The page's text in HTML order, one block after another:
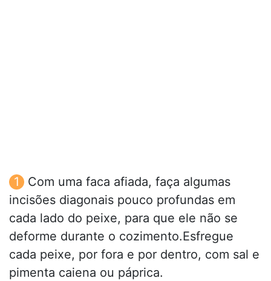
Com uma faca afiada, faça algumas
incisões diagonais pouco profundas em
cada lado do peixe, para que ele não se
deforme durante o cozimento.Esfregue
cada peixe, por fora e por dentro, com sal e
pimenta caiena ou páprica.